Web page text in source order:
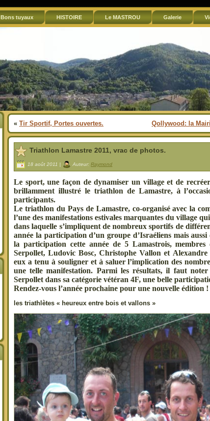
Bons tuyaux HISTOIRE Le MASTROU Galerie
« Tir Sportif, Portes ouvertes. Qollywood: la
Triathlon Lamastre 2011, vrac de photos.
18 août 2011 | Auteur: Raymond
Le sport, une façon de dynamiser un village et de recréer
brillamment illustré le triathlon de Lamastre, à
participants.
Le triathlon du Pays de Lamastre, co-organisé avec la
l’une des manifestations estivales marquantes du village
dans laquelle s’impliquent de nombreux sportifs de
année la participation d’un groupe d’Israéliens maisaussi
la participation cette année de 5 Lamastrois,
Serpollet, Ludovic Bosc, Christophe Vallon et Alexandre
eux a tenu à souligner et à saluer l’implication des
une telle manifestation. Parmi les résultats, il faut
Serpollet dans sa catégorie vétéran 4F, une belle
Rendez-vous l’année prochaine pour une nouvelle édition !
les triathlètes « heureux entre bois et vallons »